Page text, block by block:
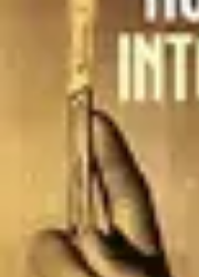
Intervention Plombier
Avis Experts
Intervention